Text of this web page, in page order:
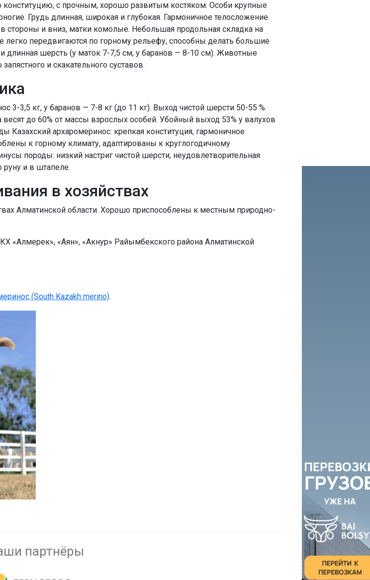
с прочным, хорошо развитым костяком. Особи крупные
Грудь длинная, широкая и глубокая. Гармоничное телосложение.
и вниз, матки комолые. Небольшая продольная складка на
передвигаются по горному рельефу, способны делать большие
длинная шерсть (у маток 7-7,5 см, у баранов — 8-10 см). Животные
и скакательного суставов.
3-3,5 кг, у баранов — 7-8 кг (до 11 кг). Выход чистой шерсти 50-55 %.
до 60% от массы взрослых особей. Убойный выход 53% у валухов
Казахский архаромеринос: крепкая конституция, гармоничное
к горному климату, адаптированы к круглогодичному
породы: низкий настриг чистой шерсти, неудовлетворительная
руну и в штапеле.
в хозяйствах
Алматинской области. Хорошо приспособлены к местным природно-
«Алмерек», «Аян», «Акнур» Райымбекского района Алматинской
(South Kazakh merino).
партнёры